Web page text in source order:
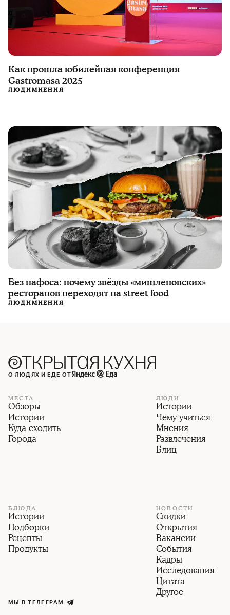
Как прошла юбилейная конференция
Gastromasa 2025
ЛЮДИМНЕНИЯ
Без пафоса: почему звёзды «мишленовских»
ресторанов переходят на street food
ЛЮДИМНЕНИЯ
О ЛЮДЯХ И ЕДЕ ОТ
МЕСТА
Обзоры
Истории
Куда сходить
Города
ЛЮДИ
Истории
Чему учиться
Мнения
Развлечения
Блиц
БЛЮДА
Истории
Подборки
Рецепты
Продукты
НОВОСТИ
Скидки
Открытия
Вакансии
События
Кадры
Исследования
Цитата
Другое
МЫ В ТЕЛЕГРАМ